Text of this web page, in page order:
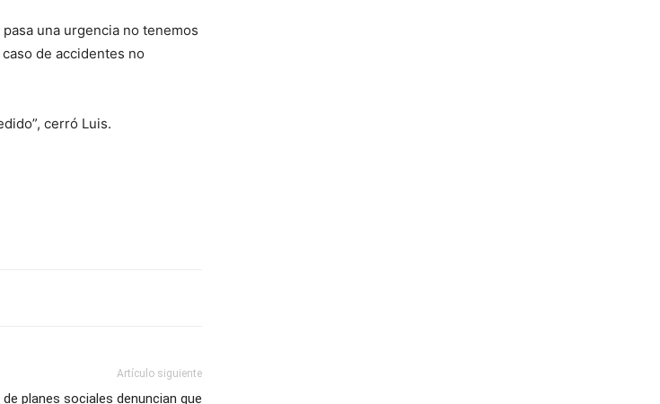
una urgencia no tenemos
de accidentes no
cerró Luis.
Artículo siguiente
planes sociales denuncian que